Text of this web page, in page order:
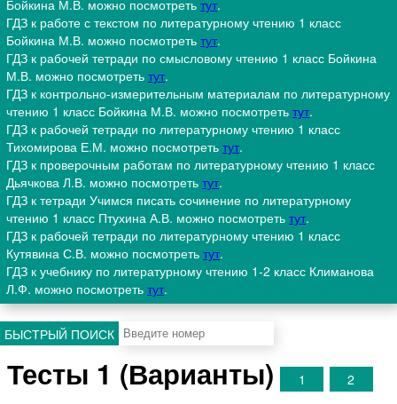
Бойкина М.В. можно посмотреть тут.
ГДЗ к работе с текстом по литературному чтению 1 класс
Бойкина М.В. можно посмотреть тут.
ГДЗ к рабочей тетради по смысловому чтению 1 класс Бойкина
М.В. можно посмотреть тут.
ГДЗ к контрольно-измерительным материалам по литературному
чтению 1 класс Бойкина М.В. можно посмотреть тут.
ГДЗ к рабочей тетради по литературному чтению 1 класс
Тихомирова Е.М. можно посмотреть тут.
ГДЗ к проверочным работам по литературному чтению 1 класс
Дьячкова Л.В. можно посмотреть тут.
ГДЗ к тетради Учимся писать сочинение по литературному
чтению 1 класс Птухина А.В. можно посмотреть тут.
ГДЗ к рабочей тетради по литературному чтению 1 класс
Кутявина С.В. можно посмотреть тут.
ГДЗ к учебнику по литературному чтению 1-2 класс Климанова
Л.Ф. можно посмотреть тут.
БЫСТРЫЙ ПОИСК
Тесты 1 (Варианты) 1 2